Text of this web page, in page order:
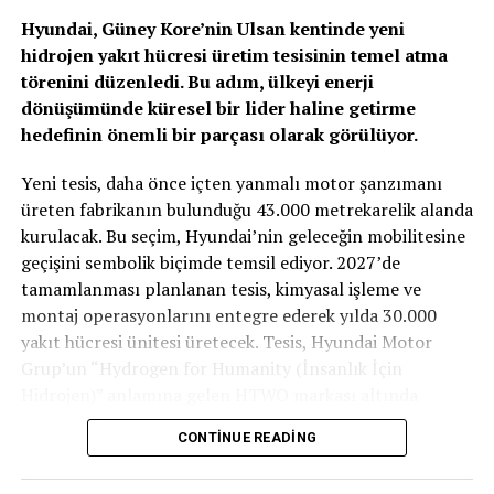
Sport ile Yere Basıyor
Türkiye’nin otomobiliTOGG T10Xgibi yüksek tork
değerlerine sahip elektrikli araçlarda, lastiğin zemine
tutunma kabiliyeti çok daha kritiktir.E-carturkiyeekibi
olarak bizzat deneyimlediğimizPetlas Snowmaster 2
Sport, performans odaklı yapısıyla elektrikli araçların
Hyundai, Güney Kore’nin Ulsan kentinde yeni
hidrojen yakıt hücresi üretim tesisinin temel atma
törenini düzenledi. Bu adım, ülkeyi enerji
dönüşümünde küresel bir lider haline getirme
hedefinin önemli bir parçası olarak görülüyor.
Yeni tesis, daha önce içten yanmalı motor şanzımanı
üreten fabrikanın bulunduğu 43.000 metrekarelik alanda
kurulacak. Bu seçim, Hyundai’nin geleceğin mobilitesine
geçişini sembolik biçimde temsil ediyor. 2027’de
tamamlanması planlanan tesis, kimyasal işleme ve
montaj operasyonlarını entegre ederek yılda 30.000
yakıt hücresi ünitesi üretecek. Tesis, Hyundai Motor
Grup’un “Hydrogen for Humanity (İnsanlık İçin
faaliyet gösterecek.
CONTINUE READING